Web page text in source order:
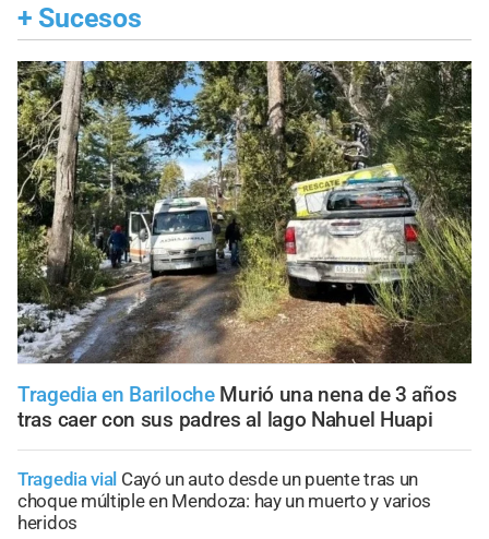
+ Sucesos
Tragedia en Bariloche Murió una nena de 3 años
tras caer con sus padres al lago Nahuel Huapi
Tragedia vial Cayó un auto desde un puente tras un
choque múltiple en Mendoza: hay un muerto y varios
heridos